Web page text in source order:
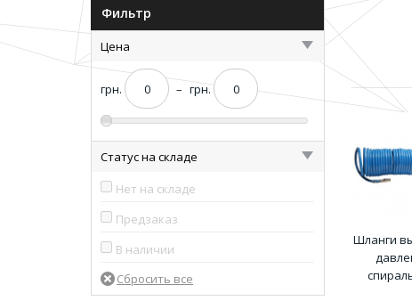
Фильтр
Цена
грн. – грн.
Статус на складе
Нет на складе
Предзаказ
В наличии
Шланги